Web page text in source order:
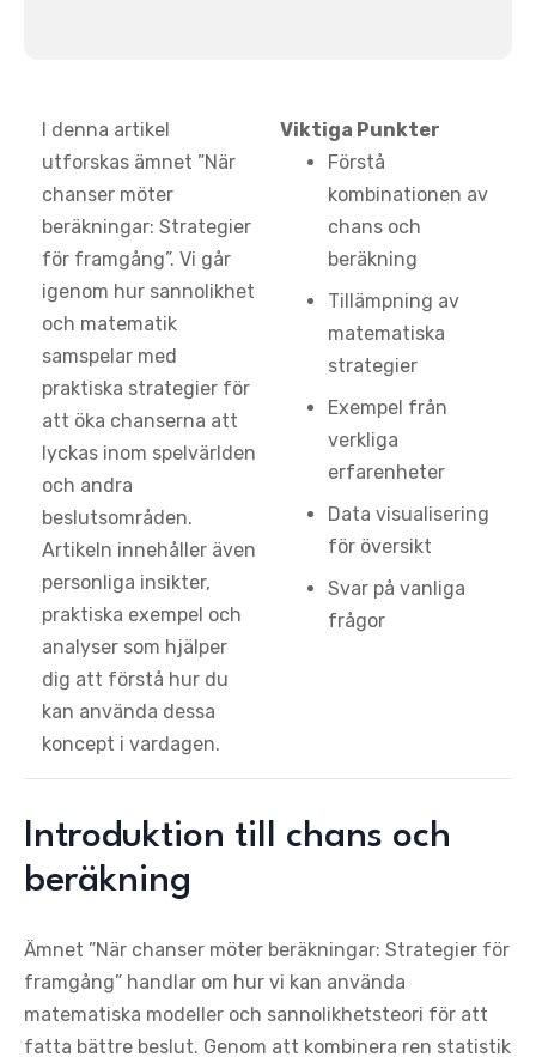
I denna artikel
utforskas ämnet ”När
chanser möter
beräkningar: Strategier
för framgång”. Vi går
igenom hur sannolikhet
och matematik
samspelar med
praktiska strategier för
att öka chanserna att
lyckas inom spelvärlden
och andra
beslutsområden.
Artikeln innehåller även
personliga insikter,
praktiska exempel och
analyser som hjälper
dig att förstå hur du
kan använda dessa
koncept i vardagen.
Viktiga Punkter
Förstå
kombinationen av
chans och
beräkning
Tillämpning av
matematiska
strategier
Exempel från
verkliga
erfarenheter
Data visualisering
för översikt
Svar på vanliga
frågor
Introduktion till chans och
beräkning
Ämnet ”När chanser möter beräkningar: Strategier för
framgång” handlar om hur vi kan använda
matematiska modeller och sannolikhetsteori för att
fatta bättre beslut. Genom att kombinera ren statistik